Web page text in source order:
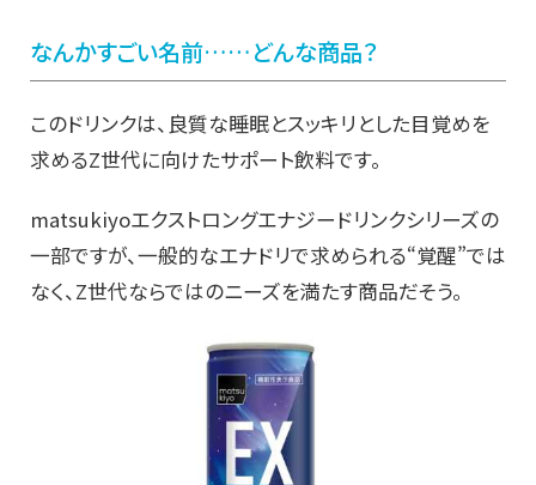
なんかすごい名前……どんな商品？
このドリンクは、良質な睡眠とスッキリとした目覚めを
求めるZ世代に向けたサポート飲料です。
matsukiyoエクストロングエナジードリンクシリーズの
一部ですが、一般的なエナドリで求められる“覚醒”では
なく、Z世代ならではのニーズを満たす商品だそう。